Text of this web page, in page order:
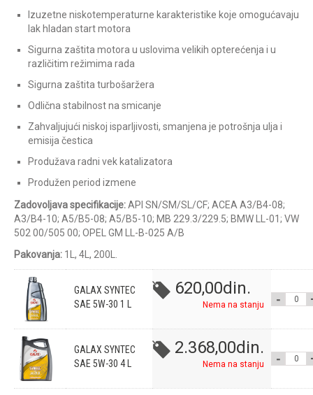
Izuzetne niskotemperaturne karakteristike koje omogućavaju
lak hladan start motora
Sigurna zaštita motora u uslovima velikih opterećenja i u
različitim režimima rada
Sigurna zaštita turbošaržera
Odlična stabilnost na smicanje
Zahvaljujući niskoj isparljivosti, smanjena je potrošnja ulja i
emisija čestica
Produžava radni vek katalizatora
Produžen period izmene
Zadovoljava specifikacije:API SN/SM/SL/CF; ACEA A3/B4-08;
A3/B4-10; A5/B5-08; A5/B5-10; MB 229.3/229.5; BMW LL-01; VW
502 00/505 00; OPEL GM LL-B-025 A/B
Pakovanja: 1L, 4L, 200L.
GALAX SYNTEC
SAE 5W-30 1 L
620,00din.
Nema na stanju
GALAX
5W-30
GALAX SYNTEC
SAE 5W-30 4 L
2.368,00din.
Nema na stanju
GALAX